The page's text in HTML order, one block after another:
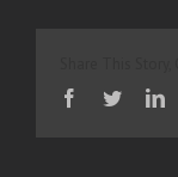
Facebook
Twitter